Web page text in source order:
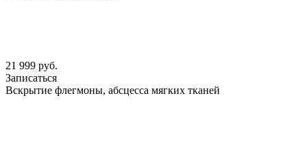
21 999 руб.
Записаться
Вскрытие флегмоны, абсцесса мягких тканей